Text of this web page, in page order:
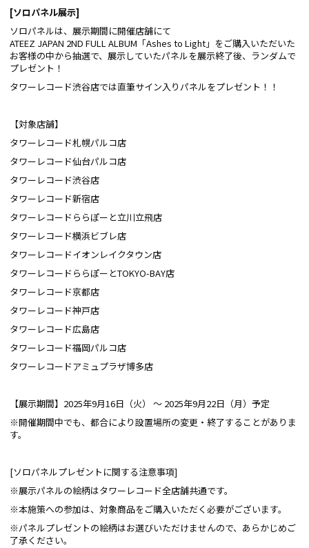
[ソロパネル展示]
ソロパネルは、展示期間に開催店舗にて
ATEEZ JAPAN 2ND FULL ALBUM「Ashes to Light」をご購入いただいた
お客様の中から抽選で、展示していたパネルを展示終了後、ランダムで
プレゼント！
タワーレコード渋谷店では直筆サイン入りパネルをプレゼント！！
【対象店舗】
タワーレコード札幌パルコ店
タワーレコード仙台パルコ店
タワーレコード渋谷店
タワーレコード新宿店
タワーレコードららぽーと立川立飛店
タワーレコード横浜ビブレ店
タワーレコードイオンレイクタウン店
タワーレコードららぽーとTOKYO-BAY店
タワーレコード京都店
タワーレコード神戸店
タワーレコード広島店
タワーレコード福岡パルコ店
タワーレコードアミュプラザ博多店
【展示期間】2025年9月16日（火） ～ 2025年9月22日（月）予定
※開催期間中でも、都合により設置場所の変更・終了することがありま
す。
[ソロパネルプレゼントに関する注意事項]
※展示パネルの絵柄はタワーレコード全店舗共通です。
※本施策への参加は、対象商品をご購入いただく必要がございます。
※パネルプレゼントの絵柄はお選びいただけませんので、あらかじめご
了承ください。